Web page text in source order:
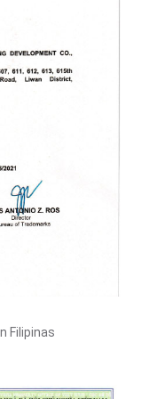
Filipinas